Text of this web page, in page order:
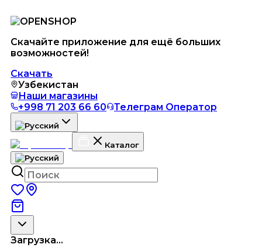
Скачайте приложение для ещё больших
возможностей!
Скачать
Узбекистан
Наши магазины
+998 71 203 66 60
Телеграм Оператор
Каталог
Загрузка...